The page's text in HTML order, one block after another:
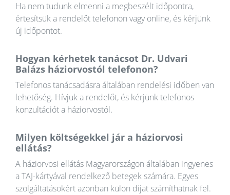
Ha nem tudunk elmenni a megbeszélt időpontra,
értesítsük a rendelőt telefonon vagy online, és kérjünk
új időpontot.
Hogyan kérhetek tanácsot Dr. Udvari
Balázs háziorvostól telefonon?
Telefonos tanácsadásra általában rendelési időben van
lehetőség. Hívjuk a rendelőt, és kérjünk telefonos
konzultációt a háziorvostól.
Milyen költségekkel jár a háziorvosi
ellátás?
A háziorvosi ellátás Magyarországon általában ingyenes
a TAJ-kártyával rendelkező betegek számára. Egyes
szolgáltatásokért azonban külön díjat számíthatnak fel.